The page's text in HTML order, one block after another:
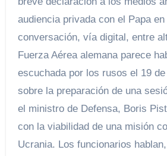
audiencia privada con el Papa
conversación, vía digital, entre
Fuerza Aérea alemana parece
escuchada por los rusos el 19
sobre la preparación de una
el ministro de Defensa, Boris
con la viabilidad de una misión
Ucrania. Los funcionarios